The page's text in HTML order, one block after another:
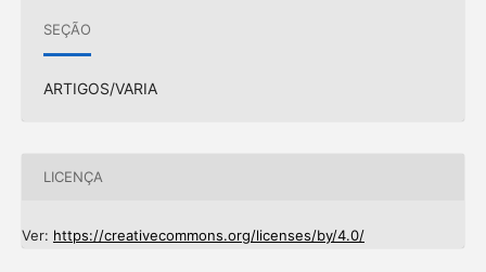
SEÇÃO
ARTIGOS/VARIA
LICENÇA
Ver: https://creativecommons.org/licenses/by/4.0/